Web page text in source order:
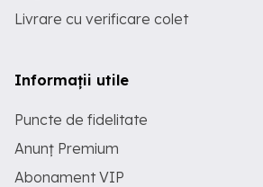
Livrare cu verificare colet
Informații utile
Puncte de fidelitate
Anunț Premium
Abonament VIP